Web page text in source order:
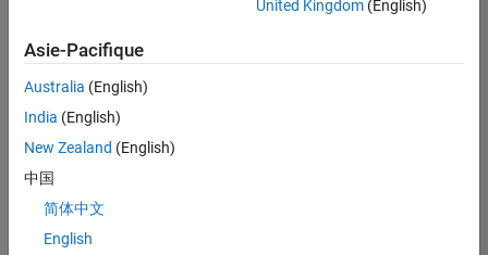
d'emploi.
malgré
tout
vous
trouvez
pas
d'offre
United Kingdom(English)
Asie-Pacifique
Australia (English)
India (English)
New Zealand (English)
中国
简体中文
English